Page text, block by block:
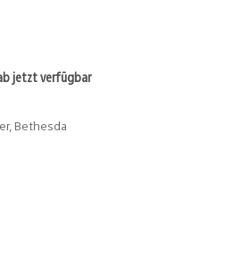
jetzt verfügbar
Bethesda